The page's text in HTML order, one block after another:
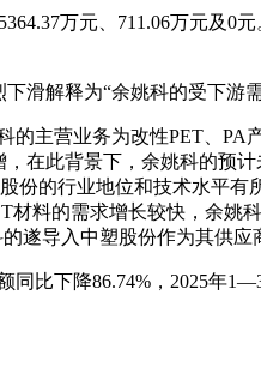
万元、711.06万元及
滑解释为“余姚科的受下游
主营业务为改性PET、
在此背景下，余姚科的预
的行业地位和技术水平
料的需求增长较快，余
遂导入中塑股份作为其供应
比下降86.74%，2025年